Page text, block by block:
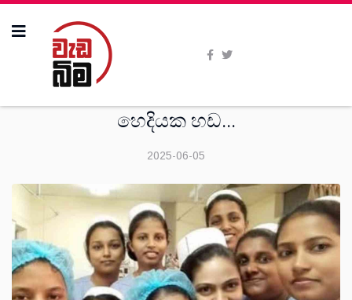
හෙදියක හඩ...
2025-06-05